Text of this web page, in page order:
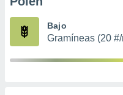
Bajo
Gramíneas (20 #/